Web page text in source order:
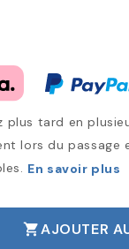
tard en
lors du passage
En savoir plus
shopping_cartAJOUTER